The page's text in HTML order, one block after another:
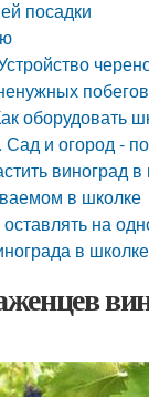
посадки
оборудовать
и огород -
виноград
в школке
на
в